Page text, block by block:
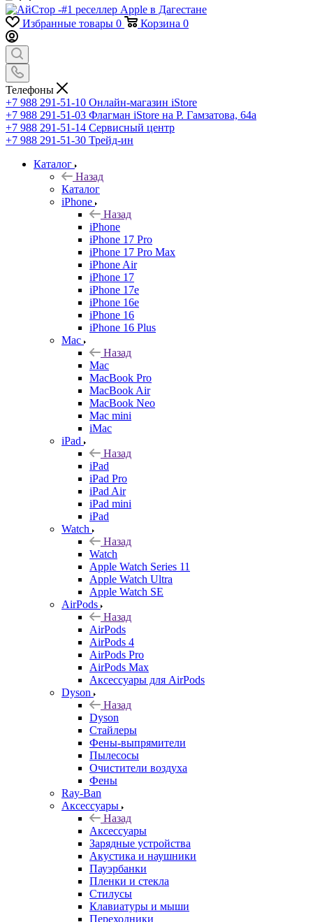
Избранные товары 0 Корзина 0
Телефоны
+7 988 291-51-10 Онлайн-магазин iStore
+7 988 291-51-03 Флагман iStore на Р. Гамзатова, 64а
+7 988 291-51-14 Сервисный центр
+7 988 291-51-30 Трейд-ин
Каталог
Назад
Каталог
iPhone
Назад
iPhone
iPhone 17 Pro
iPhone 17 Pro Max
iPhone Air
iPhone 17
iPhone 17e
iPhone 16e
iPhone 16
iPhone 16 Plus
Mac
Назад
Mac
MacBook Pro
MacBook Air
MacBook Neo
Mac mini
iMac
iPad
Назад
iPad
iPad Pro
iPad Air
iPad mini
iPad
Watch
Назад
Watch
Apple Watch Series 11
Apple Watch Ultra
Apple Watch SE
AirPods
Назад
AirPods
AirPods 4
AirPods Pro
AirPods Max
Аксессуары для AirPods
Dyson
Назад
Dyson
Стайлеры
Фены-выпрямители
Пылесосы
Очистители воздуха
Фены
Ray-Ban
Аксессуары
Назад
Аксессуары
Зарядные устройства
Акустика и наушники
Пауэрбанки
Пленки и стекла
Стилусы
Клавиатуры и мыши
Переходники